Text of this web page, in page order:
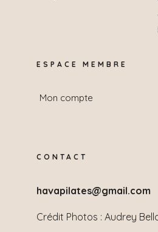
ESPACE MEMBRE
Mon compte
CONTACT
havapilates@gmail.com
Crédit Photos : Audrey